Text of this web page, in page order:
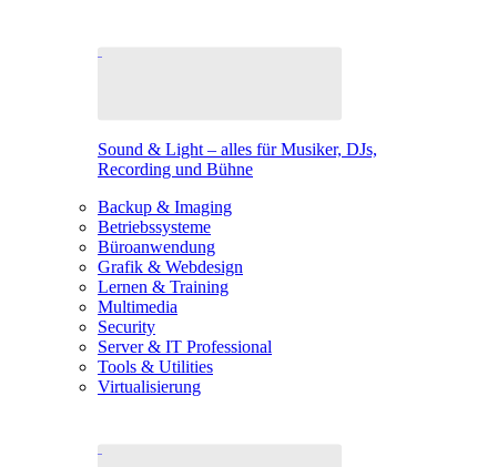
Sound & Light – alles für Musiker, DJs,
Recording und Bühne
Backup & Imaging
Betriebssysteme
Büroanwendung
Grafik & Webdesign
Lernen & Training
Multimedia
Security
Server & IT Professional
Tools & Utilities
Virtualisierung